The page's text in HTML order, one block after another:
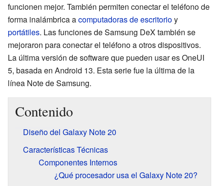
funcionen mejor. También permiten conectar el teléfono de
forma inalámbrica acomputadoras de escritorioy
portátiles. Las funciones de Samsung DeX también se
mejoraron para conectar el teléfono a otros dispositivos.
La última versión de software que pueden usar es OneUI
5, basada en Android 13. Esta serie fue la última de la
línea Note de Samsung.
Contenido
Diseño del Galaxy Note 20
Características Técnicas
Componentes Internos
¿Qué procesador usa el Galaxy Note 20?